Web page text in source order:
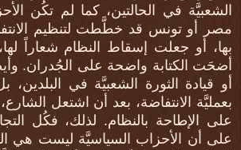
الشعبيَّة في الحالتين، كما لم تكُن
مصر أو تونس قد خطَّطت لتنظيم
بها، أو جعلت إسقاط النظام شعاراً
أضحَت الكتابة واضحة على الجُدران.
أو قيادة الثورة الشعبيَّة في البلدين،
بعمليَّة الانتفاضة، بعد أن اشتعل
على الإطاحة بالنظام. لذلك، فكُل
على أن الأحزاب السياسيَّة ليست هي